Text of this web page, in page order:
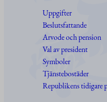
Uppgifter
Beslutsfattande
Arvode och pension
Val av president
Symboler
Tjänstebostäder
Republikens tidigare